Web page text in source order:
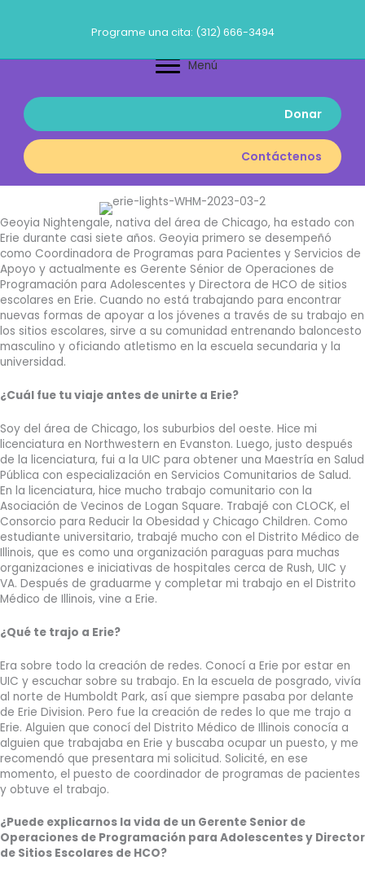
Programe una cita: (312) 666-3494
Menú
Donar
Contáctenos
Geoyia Nightengale, nativa del área de Chicago, ha estado con
Erie durante casi siete años. Geoyia primero se desempeñó
como Coordinadora de Programas para Pacientes y Servicios de
Apoyo y actualmente es Gerente Sénior de Operaciones de
Programación para Adolescentes y Directora de HCO de sitios
escolares en Erie. Cuando no está trabajando para encontrar
nuevas formas de apoyar a los jóvenes a través de su trabajo en
los sitios escolares, sirve a su comunidad entrenando baloncesto
masculino y oficiando atletismo en la escuela secundaria y la
universidad.
¿Cuál fue tu viaje antes de unirte a Erie?
Soy del área de Chicago, los suburbios del oeste. Hice mi
licenciatura en Northwestern en Evanston. Luego, justo después
de la licenciatura, fui a la UIC para obtener una Maestría en Salud
Pública con especialización en Servicios Comunitarios de Salud.
En la licenciatura, hice mucho trabajo comunitario con la
Asociación de Vecinos de Logan Square. Trabajé con CLOCK, el
Consorcio para Reducir la Obesidad y Chicago Children. Como
estudiante universitario, trabajé mucho con el Distrito Médico de
Illinois, que es como una organización paraguas para muchas
organizaciones e iniciativas de hospitales cerca de Rush, UIC y
VA. Después de graduarme y completar mi trabajo en el Distrito
Médico de Illinois, vine a Erie.
¿Qué te trajo a Erie?
Era sobre todo la creación de redes. Conocí a Erie por estar en
UIC y escuchar sobre su trabajo. En la escuela de posgrado, vivía
al norte de Humboldt Park, así que siempre pasaba por delante
de Erie Division. Pero fue la creación de redes lo que me trajo a
Erie. Alguien que conocí del Distrito Médico de Illinois conocía a
alguien que trabajaba en Erie y buscaba ocupar un puesto, y me
recomendó que presentara mi solicitud. Solicité, en ese
momento, el puesto de coordinador de programas de pacientes
y obtuve el trabajo.
¿Puede explicarnos la vida de un Gerente Senior de
Operaciones de Programación para Adolescentes y Director
de Sitios Escolares de HCO?